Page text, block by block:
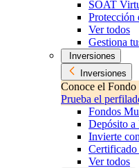
SOAT
Protección
Ver todos
Gestiona
Inversiones
Inversiones
Conoce el
Prueba el
Fondos
Depósito
Invierte
Ver todos